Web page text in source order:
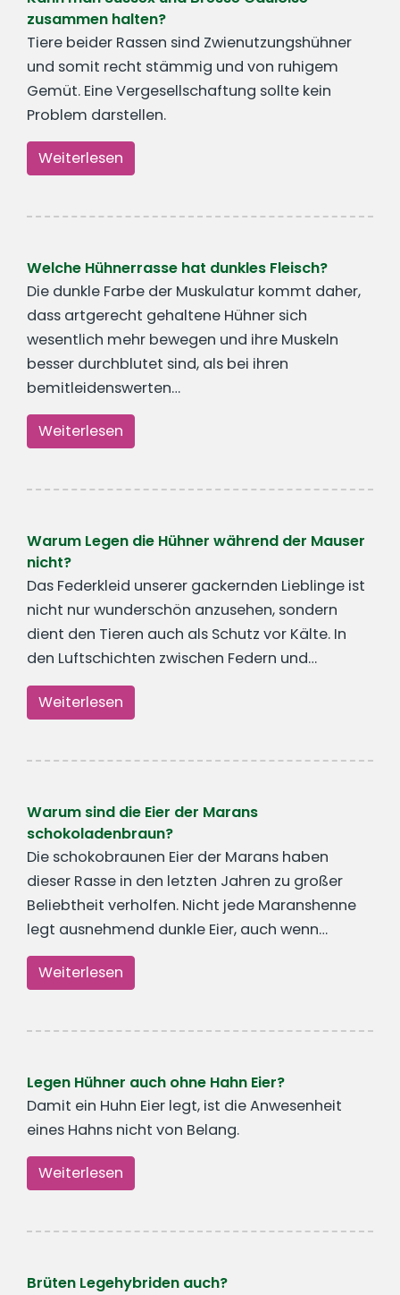
zusammen halten?
Tiere beider Rassen sind Zwienutzungshühner
und somit recht stämmig und von ruhigem
Gemüt. Eine Vergesellschaftung sollte kein
Problem darstellen.
Weiterlesen
Welche Hühnerrasse hat dunkles Fleisch?
Die dunkle Farbe der Muskulatur kommt daher,
dass artgerecht gehaltene Hühner sich
wesentlich mehr bewegen und ihre Muskeln
besser durchblutet sind, als bei ihren
bemitleidenswerten…
Weiterlesen
Warum Legen die Hühner während der Mauser
nicht?
Das Federkleid unserer gackernden Lieblinge ist
nicht nur wunderschön anzusehen, sondern
dient den Tieren auch als Schutz vor Kälte. In
den Luftschichten zwischen Federn und…
Weiterlesen
Warum sind die Eier der Marans
schokoladenbraun?
Die schokobraunen Eier der Marans haben
dieser Rasse in den letzten Jahren zu großer
Beliebtheit verholfen. Nicht jede Maranshenne
legt ausnehmend dunkle Eier, auch wenn…
Weiterlesen
Legen Hühner auch ohne Hahn Eier?
Damit ein Huhn Eier legt, ist die Anwesenheit
eines Hahns nicht von Belang.
Weiterlesen
Brüten Legehybriden auch?